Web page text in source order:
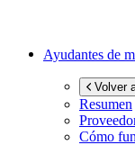
Ayudantes de
Volver
Resumen
Cómo